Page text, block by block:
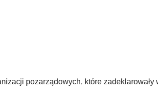
pozarządowych, które zadeklarowały